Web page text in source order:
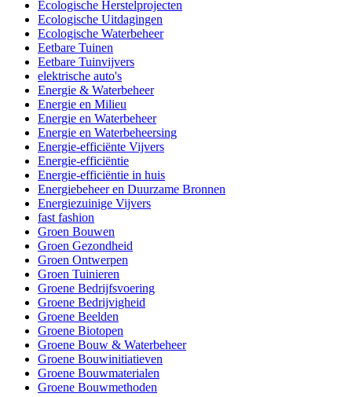
Ecologische Herstelprojecten
Ecologische Uitdagingen
Ecologische Waterbeheer
Eetbare Tuinen
Eetbare Tuinvijvers
elektrische auto's
Energie & Waterbeheer
Energie en Milieu
Energie en Waterbeheer
Energie en Waterbeheersing
Energie-efficiënte Vijvers
Energie-efficiëntie
Energie-efficiëntie in huis
Energiebeheer en Duurzame Bronnen
Energiezuinige Vijvers
fast fashion
Groen Bouwen
Groen Gezondheid
Groen Ontwerpen
Groen Tuinieren
Groene Bedrijfsvoering
Groene Bedrijvigheid
Groene Beelden
Groene Biotopen
Groene Bouw & Waterbeheer
Groene Bouwinitiatieven
Groene Bouwmaterialen
Groene Bouwmethoden